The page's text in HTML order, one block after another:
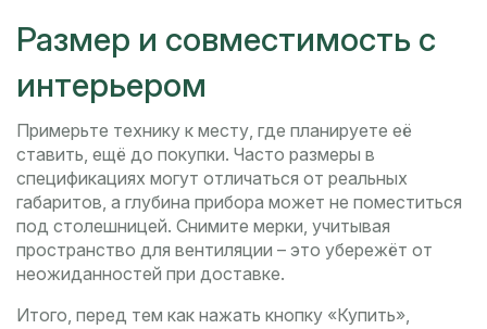
Размер и совместимость с
интерьером
Примерьте технику к месту, где планируете её
ставить, ещё до покупки. Часто размеры в
спецификациях могут отличаться от реальных
габаритов, а глубина прибора может не поместиться
под столешницей. Снимите мерки, учитывая
пространство для вентиляции – это убережёт от
неожиданностей при доставке.
Итого, перед тем как нажать кнопку «Купить»,